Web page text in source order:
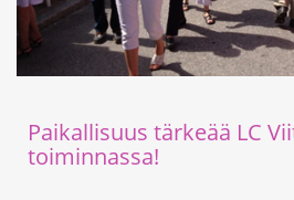
Paikallisuus tärkeää LC
toiminnassa!